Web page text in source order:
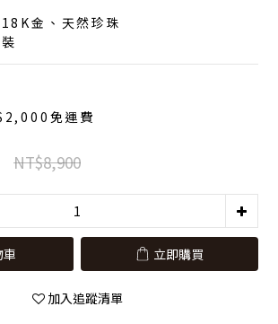
18K金、天然珍珠
免運費
NT$8,900
車 立即購買
加入追蹤清單